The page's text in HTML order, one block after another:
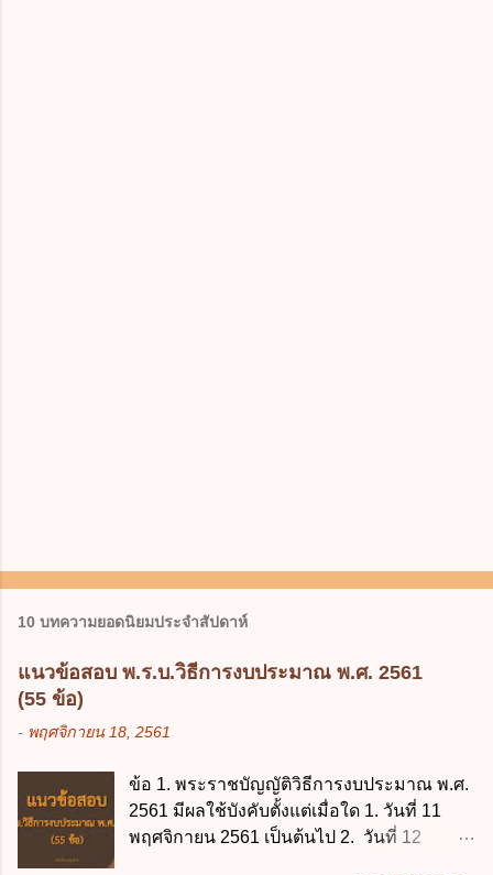
10 บทความยอดนิยมประจำสัปดาห์
แนวข้อสอบ พ.ร.บ.วิธีการงบประมาณ พ.ศ. 2561
(55 ข้อ)
- พฤศจิกายน 18, 2561
ข้อ 1. พระราชบัญญัติวิธีการงบประมาณ พ.ศ.
2561 มีผลใช้บังคับตั้งแต่เมื่อใด 1. วันที่ 11
พฤศจิกายน 2561 เป็นต้นไป 2. วันที่ 12